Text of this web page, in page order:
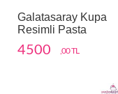
Galatasaray Kupa
Resimli Pasta
4500 ,00 TL